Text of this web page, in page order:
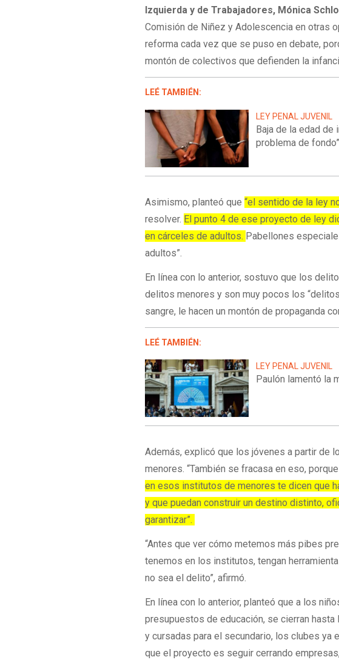
Izquierda y de Trabajadores, Mónica
Comisión de Niñez y Adolescencia en otras
reforma cada vez que se puso en debate,
montón de colectivos que defienden la
LEÉ TAMBIÉN:
LEY PENAL JUVENIL
Baja de la edad de
problema de fondo”
Asimismo, planteó que“el sentido de la ley
resolver. El punto 4 de ese proyecto de ley
en cárceles de adultos. Pabellones
adultos”.
En línea con lo anterior, sostuvo que los
delitos menores y son muy pocos los
sangre, le hacen un montón de propaganda
LEÉ TAMBIÉN:
LEY PENAL JUVENIL
Paulón lamentó la
Además, explicó que los jóvenes a partir de
menores. “También se fracasa en eso, porque
en esos institutos de menores te dicen que
y que puedan construir un destino distinto,
garantizar”.
“Antes que ver cómo metemos más pibes
tenemos en los institutos, tengan
no sea el delito”, afirmó.
En línea con lo anterior, planteó que a los
presupuestos de educación, se cierran
y cursadas para el secundario, los clubes ya
que el proyecto es seguir cerrando